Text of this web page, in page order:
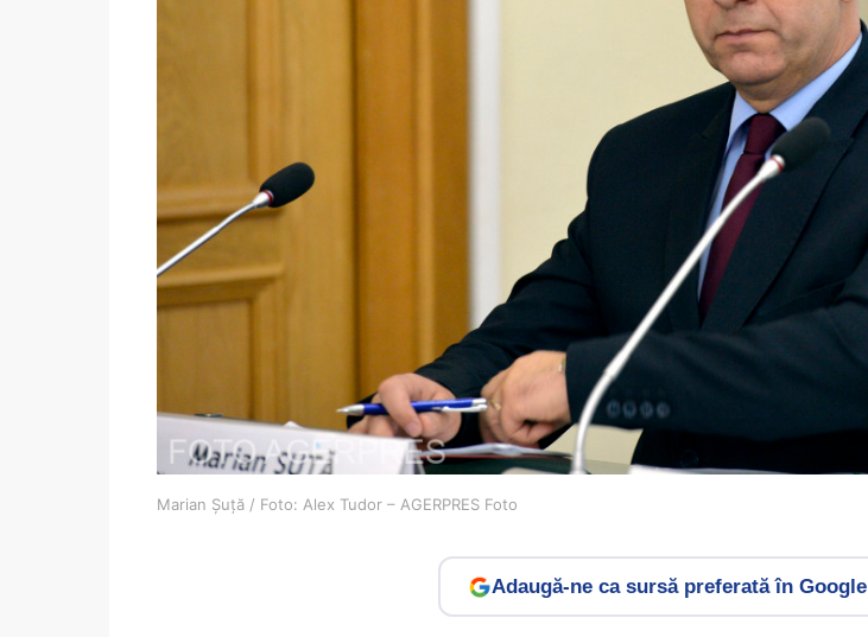
Marian Șuță / Foto: Alex Tudor – AGERPRES Foto
Adaugă-ne ca sursă preferată în Google